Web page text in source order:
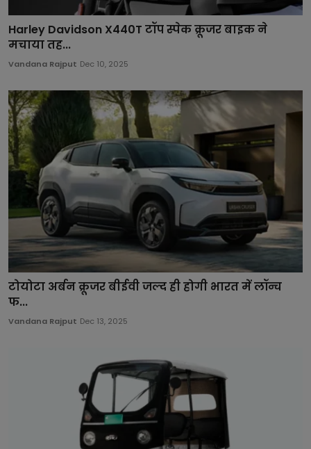
Harley Davidson X440T टॉप स्पेक क्रूजर बाइक ने
मचाया तह...
Vandana Rajput Dec 10, 2025
टोयोटा अर्बन क्रूजर बीईवी जल्द ही होगी भारत में लॉन्च
फ...
Vandana Rajput Dec 13, 2025